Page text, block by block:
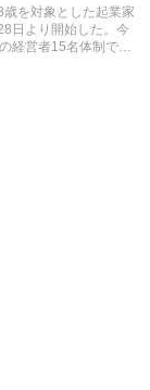
を対象とした起業家
日より開始した。今
経営者15名体制で若